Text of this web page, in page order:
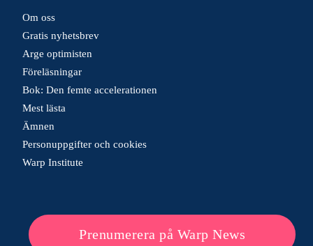
Om oss
Gratis nyhetsbrev
Arge optimisten
Föreläsningar
Bok: Den femte accelerationen
Mest lästa
Ämnen
Personuppgifter och cookies
Warp Institute
Prenumerera på Warp News